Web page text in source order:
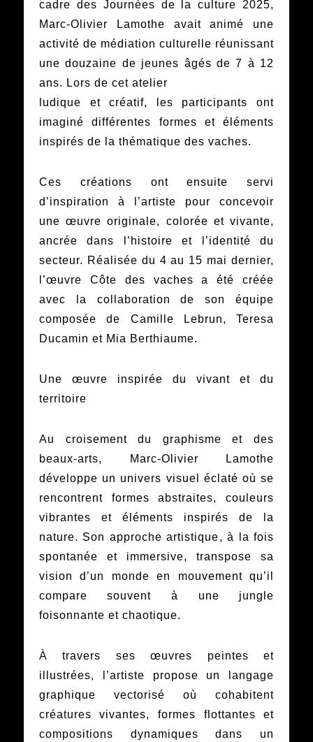
cadre des Journées de la culture 2025,
Marc-Olivier Lamothe avait animé une
activité de médiation culturelle réunissant
une douzaine de jeunes âgés de 7 à 12
ans. Lors de cet atelier
ludique et créatif, les participants ont
imaginé différentes formes et éléments
inspirés de la thématique des vaches.
Ces créations ont ensuite servi
d’inspiration à l’artiste pour concevoir
une œuvre originale, colorée et vivante,
ancrée dans l’histoire et l’identité du
secteur. Réalisée du 4 au 15 mai dernier,
l’œuvre Côte des vaches a été créée
avec la collaboration de son équipe
composée de Camille Lebrun, Teresa
Ducamin et Mia Berthiaume.
Une œuvre inspirée du vivant et du
territoire
Au croisement du graphisme et des
beaux-arts, Marc-Olivier Lamothe
développe un univers visuel éclaté où se
rencontrent formes abstraites, couleurs
vibrantes et éléments inspirés de la
nature. Son approche artistique, à la fois
spontanée et immersive, transpose sa
vision d’un monde en mouvement qu’il
compare souvent à une jungle
foisonnante et chaotique.
À travers ses œuvres peintes et
illustrées, l’artiste propose un langage
graphique vectorisé où cohabitent
créatures vivantes, formes flottantes et
compositions dynamiques dans un